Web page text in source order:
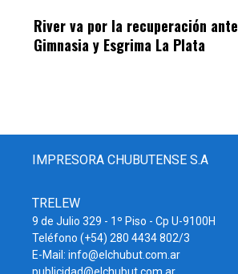
River va por la recuperación ante
Gimnasia y Esgrima La Plata
IMPRESORA CHUBUTENSE S.A
TRELEW
9 de Julio 329 - 1º Piso - Cp U-9100H
Teléfono (+54) 280 4434 802/3
E-Mail: info@elchubut.com.ar